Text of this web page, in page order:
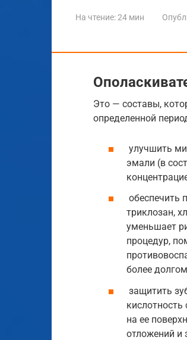
На чтение:24 мин
Это — составы,
определенной
улучшить
эмали (в
обеспечить
триклозан,
уменьшает
процедур,
более
защитить
на ее
отложений и